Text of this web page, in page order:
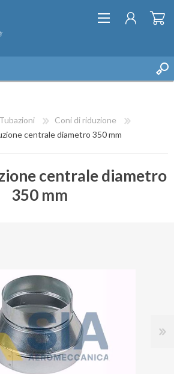
Tubazioni
Coni di riduzione
centrale diametro 350 mm
centrale diametro
350 mm